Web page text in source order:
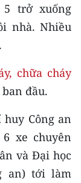
trở xuống
nhà. Nhiều
chữa cháy
đầu.
Công an
xe chuyên
và Đại học
an) tới làm